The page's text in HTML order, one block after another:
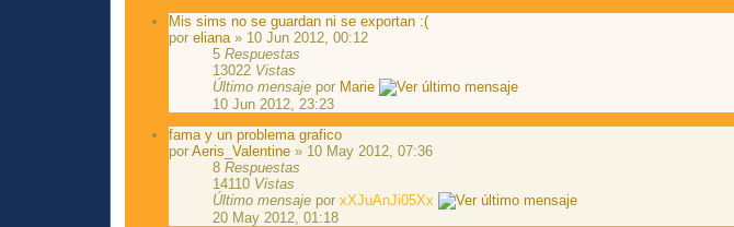
Mis sims no se guardan ni se exportan :(
poreliana » 10 Jun 2012, 00:12
5Respuestas
13022 Vistas
Último mensaje por Marie
10 Jun 2012, 23:23
fama y un problema grafico
porAeris_Valentine » 10 May 2012, 07:36
8Respuestas
14110 Vistas
Último mensaje porxXJuAnJi05Xx
20 May 2012, 01:18